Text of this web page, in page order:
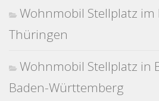
Wohnmobil Stellplatz im
Thüringen
Wohnmobil Stellplatz in
Baden-Württemberg